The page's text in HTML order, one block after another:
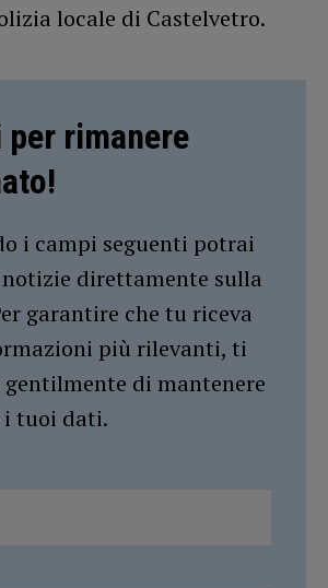
locale di Castelvetro.
rimanere
i campi seguenti potrai
notizie direttamente sulla
garantire che tu riceva
più rilevanti, ti
di mantenere
tuoi dati.